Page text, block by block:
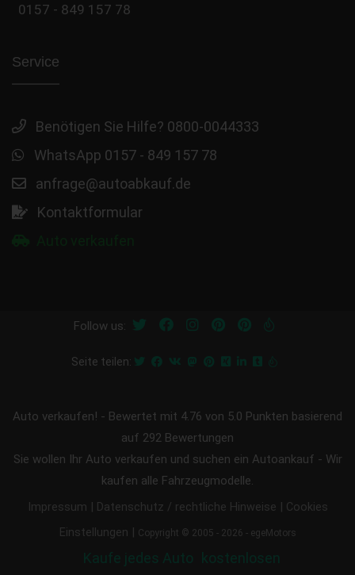
0157 - 849 157 78
Service
Benötigen Sie Hilfe? 0800-0044333
WhatsApp 0157 - 849 157 78
anfrage@autoabkauf.de
Kontaktformular
Follow us:
Seite teilen:
Auto verkaufen! - Bewertet mit 4.76 von 5.0 Punkten basierend
auf 292 Bewertungen
Sie wollen Ihr Auto verkaufen und suchen ein Autoankauf - Wir
kaufen alle Fahrzeugmodelle.
Impressum | Datenschutz / rechtliche Hinweise | Cookies
Einstellungen | Copyright © 2005 - 2026 - egeMotors
Kaufe jedes Auto kostenlosen